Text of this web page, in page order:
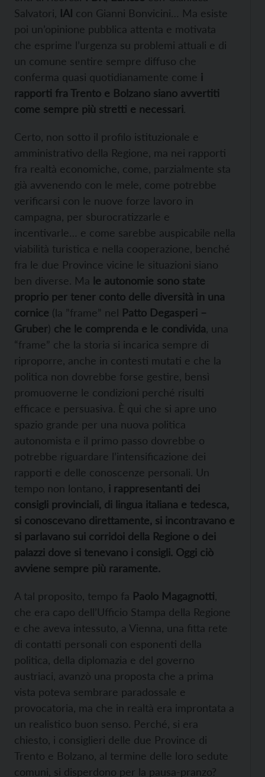
Salvatori, IAI con Gianni Bonvicini… Ma esiste
poi un’opinione pubblica attenta e motivata
che esprime l’urgenza su problemi attuali e di
un comune sentire sempre diffuso che
conferma quasi quotidianamente come i
rapporti fra Trento e Bolzano siano avvertiti
come sempre più stretti e necessari.
Certo, non sotto il profilo istituzionale e
amministrativo della Regione, ma nei rapporti
fra realtà economiche, come, parzialmente sta
già avvenendo con le mele, come potrebbe
verificarsi con le nuove forze lavoro in
campagna, per sburocratizzarle e
incentivarle… e come sarebbe auspicabile nella
viabilità turistica e nella cooperazione, benché
fra le due Province vicine le situazioni siano
ben diverse. Ma le autonomie sono state
proprio per tener conto delle diversità in una
cornice (la ”frame” nel Patto Degasperi –
Gruber) che le comprenda e le condivida , una
“frame” che la storia si incarica sempre di
riproporre, anche in contesti mutati e che la
politica non dovrebbe forse gestire, bensì
promuoverne le condizioni perché risulti
efficace e persuasiva. È qui che si apre uno
spazio grande per una nuova politica
autonomista e il primo passo dovrebbe o
potrebbe riguardare l’intensificazione dei
rapporti e delle conoscenze personali. Un
tempo non lontano, i rappresentanti dei
consigli provinciali, di lingua italiana e tedesca,
si conoscevano direttamente, si incontravano e
si parlavano sui corridoi della Regione o dei
palazzi dove si tenevano i consigli. Oggi ciò
avviene sempre più raramente.
A tal proposito, tempo fa Paolo Magagnotti
che era capo dell’Ufficio Stampa della Regione
e che aveva intessuto, a Vienna, una fitta rete
di contatti personali con esponenti della
politica, della diplomazia e del governo
austriaci, avanzò una proposta che a prima
vista poteva sembrare paradossale e
provocatoria, ma che in realtà era improntata a
un realistico buon senso. Perché, si era
chiesto, i consiglieri delle due Province di
Trento e Bolzano, al termine delle loro sedute
comuni, si disperdono per la pausa-pranzo?